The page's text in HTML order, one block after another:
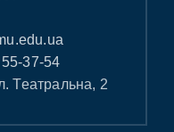
37-54
Театральна, 2